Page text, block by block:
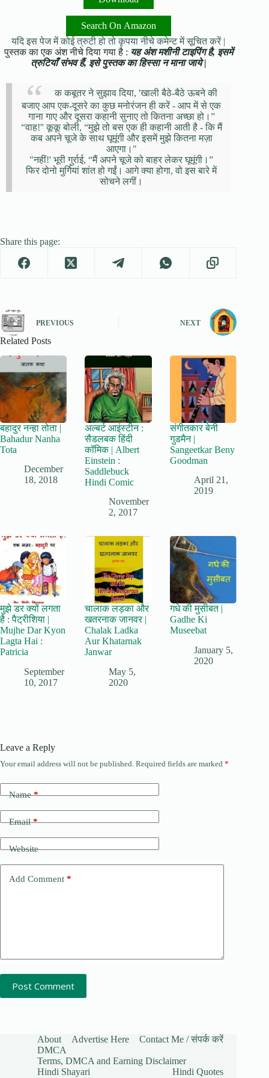
Search On Amazon
यदि इस पेज में कोई त्रुटी हो तो कृपया नीचे कमेन्ट में सूचित करें |
पुस्तक का एक अंश नीचे दिया गया है : यह अंश मशीनी टाइपिंग है, इसमें
त्रुटियाँ संभव हैं, इसे पुस्तक का हिस्सा न माना जाये |
क कबूतर ने सुझाव दिया, 'खाली बैठे-बैठे ऊबने की
बजाए आप एक-दूसरे का कुछ मनोरंजन ही करें - आप में से एक
गाना गाए और दूसरा कहानी सुनाए तो कितना अच्छा हो।”
“वाह!'' कूकू बोली, “मुझे तो बस एक ही कहानी आती है - कि मैं
कब अपने चूजे के साथ घूमूंगी और इसमें मुझे कितना मज़ा
आएगा।"
"नहीं!' भूरी गुर्राई, “मैं अपने चूजे को बाहर लेकर घूमूंगी।”
फिर दोनो मुर्गियां शांत हो गईं। आगे क्या होगा, वो इस बारे में
सोचने लगीं।
Share this page:
PREVIOUS NEXT
Related Posts
बहादुर नन्हा तोता |
Bahadur Nanha
Tota
December
18, 2018
अल्बर्ट आइंस्टीन :
सैडलबक हिंदी
कॉमिक | Albert
Einstein :
Saddlebuck
Hindi Comic
November
2, 2017
संगीतकार बेनी
गुडमैन |
Sangeetkar Beny
Goodman
April 21,
2019
मुझे डर क्यों लगता
है : पैट्रीशिया |
Mujhe Dar Kyon
Lagta Hai :
Patricia
September
10, 2017
चालाक लड़का और
खतरनाक जानवर |
Chalak Ladka
Aur Khatarnak
Janwar
May 5,
2020
गधे की मुसीबत |
Gadhe Ki
Museebat
January 5,
2020
Leave a Reply
Your email address will not be published. Required fields are marked *
Name*
Email*
Website
Add Comment *
Post Comment
About Advertise Here
Contact Me / संपर्क करें
DMCA
Terms, DMCA and Earning Disclaimer
Hindi Shayari
Hindi Quotes